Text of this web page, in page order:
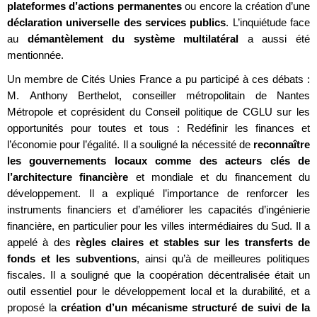
plateformes d’actions permanentesou encore la création d’une
déclaration universelle des services publics. L’inquiétude face
au démantèlement du système multilatéral a aussi été
mentionnée.
Un membre de Cités Unies France a pu participé à ces débats :
M. Anthony Berthelot, conseiller métropolitain de Nantes
Métropole et coprésident du Conseil politique de CGLU sur les
opportunités pour toutes et tous : Redéfinir les finances et
l’économie pour l’égalité. Il a souligné la nécessité de reconnaître
les gouvernements locaux comme des acteurs clés de
l’architecture financière et mondiale et du financement du
développement. Il a expliqué l’importance de renforcer les
instruments financiers et d’améliorer les capacités d’ingénierie
financière, en particulier pour les villes intermédiaires du Sud. Il a
appelé à des règles claires et stables sur les transferts de
fonds et les subventions, ainsi qu’à de meilleures politiques
fiscales. Il a souligné que la coopération décentralisée était un
outil essentiel pour le développement local et la durabilité, et a
proposé la création d’un mécanisme structuré de suivi de la